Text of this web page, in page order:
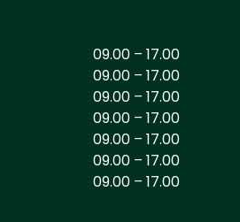
09.00 – 17.00
09.00 – 17.00
09.00 – 17.00
09.00 – 17.00
09.00 – 17.00
09.00 – 17.00
09.00 – 17.00